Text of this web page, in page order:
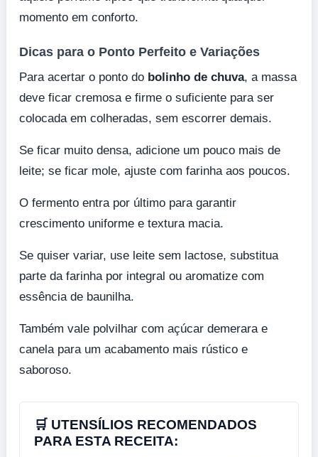
momento em conforto.
Dicas para o Ponto Perfeito e Variações
Para acertar o ponto do bolinho de chuva, a massa
deve ficar cremosa e firme o suficiente para ser
colocada em colheradas, sem escorrer demais.
Se ficar muito densa, adicione um pouco mais de
leite; se ficar mole, ajuste com farinha aos poucos.
O fermento entra por último para garantir
crescimento uniforme e textura macia.
Se quiser variar, use leite sem lactose, substitua
parte da farinha por integral ou aromatize com
essência de baunilha.
Também vale polvilhar com açúcar demerara e
canela para um acabamento mais rústico e
saboroso.
🛒 UTENSÍLIOS RECOMENDADOS
PARA ESTA RECEITA: